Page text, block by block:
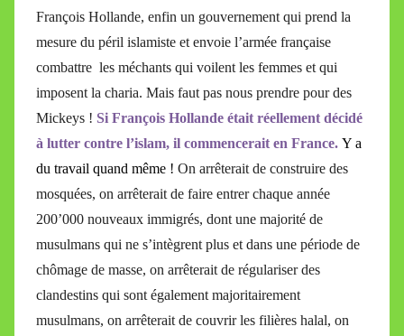
François Hollande, enfin un gouvernement qui prend la
mesure du péril islamiste et envoie l’armée française
combattre les méchants qui voilent les femmes et qui
imposent la charia. Mais faut pas nous prendre pour des
Mickeys ! Si François Hollande était réellement décidé
à lutter contre l’islam, il commencerait en France. Y a
du travail quand même ! On arrêterait de construire des
mosquées, on arrêterait de faire entrer chaque année
200’000 nouveaux immigrés, dont une majorité de
musulmans qui ne s’intègrent plus et dans une période de
chômage de masse, on arrêterait de régulariser des
clandestins qui sont également majoritairement
musulmans, on arrêterait de couvrir les filières halal, on